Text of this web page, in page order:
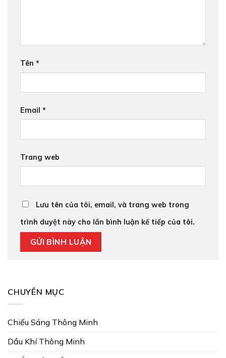
Tên *
Email *
Trang web
Lưu tên của tôi, email, và trang web trong
trình duyệt này cho lần bình luận kế tiếp của tôi.
CHUYÊN MỤC
Chiếu Sáng Thông Minh
Dầu Khí Thông Minh